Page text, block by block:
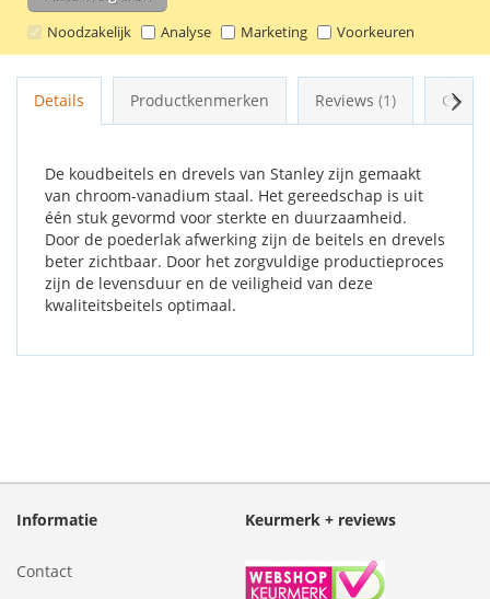
Noodzakelijk Analyse Marketing Voorkeuren
In deze 12-delige set van Stanley zitten verschillende soorten
koudbeitels en drevels.
Details Productkenmerken Reviews 1
De koudbeitels en drevels van Stanley zijn gemaakt
van chroom-vanadium staal. Het gereedschap is uit
één stuk gevormd voor sterkte en duurzaamheid.
Door de poederlak afwerking zijn de beitels en drevels
beter zichtbaar. Door het zorgvuldige productieproces
zijn de levensduur en de veiligheid van deze
kwaliteitsbeitels optimaal.
Informatie
Contact
Keurmerk + reviews